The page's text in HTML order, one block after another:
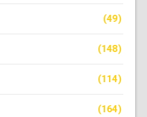
(49)
(148)
(114)
(164)